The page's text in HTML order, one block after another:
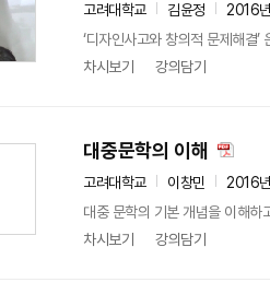
고려대학교 김윤정
2016
‘디자인사고와 창의적 문제해결
차시보기
강의담기
대중문학의 이해
고려대학교 이창민
2016
대중 문학의 기본 개념을 이해하
차시보기
강의담기